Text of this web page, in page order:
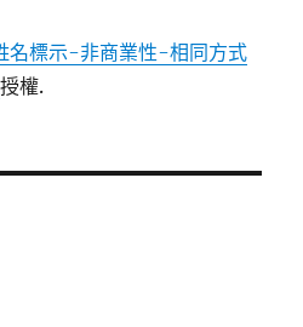
名標示-非商業性-相同方式
授權.